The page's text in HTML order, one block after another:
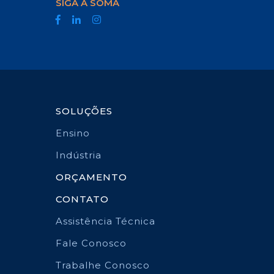
SIGA A SOMA
SOLUÇÕES
Ensino
Indústria
ORÇAMENTO
CONTATO
Assistência Técnica
Fale Conosco
Trabalhe Conosco